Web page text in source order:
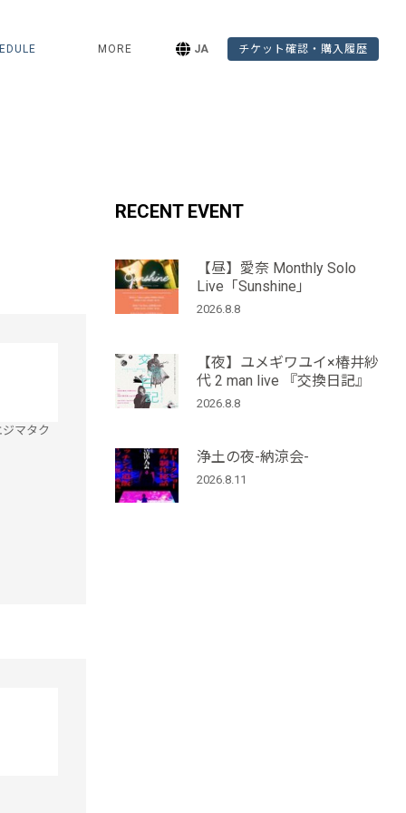
MORE JA チケット確認・購入履歴
マタク
RECENT EVENT
【昼】愛奈 Monthly Solo
Live「Sunshine」
2026.8.8
【夜】ユメギワユイ×椿井紗
代 2 man live 『交換日記』
2026.8.8
浄土の夜-納涼会-
2026.8.11